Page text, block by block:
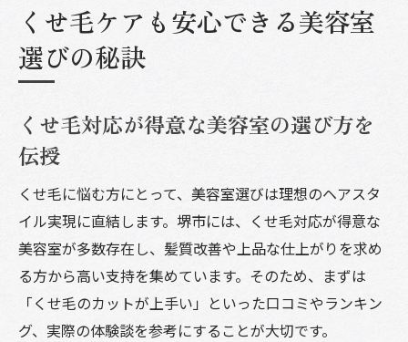
くせ毛ケアも安心できる美容室
選びの秘訣
くせ毛対応が得意な美容室の選び方を
伝授
くせ毛に悩む方にとって、美容室選びは理想のヘアスタ
イル実現に直結します。堺市には、くせ毛対応が得意な
美容室が多数存在し、髪質改善や上品な仕上がりを求め
る方から高い支持を集めています。そのため、まずは
「くせ毛のカットが上手い」といった口コミやランキン
グ、実際の体験談を参考にすることが大切です。